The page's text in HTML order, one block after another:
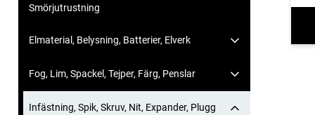
Smörjutrustning
Elmaterial, Belysning, Batterier, Elverk
Fog, Lim, Spackel, Tejper, Färg, Penslar
Infästning, Spik, Skruv, Nit, Expander, Plugg